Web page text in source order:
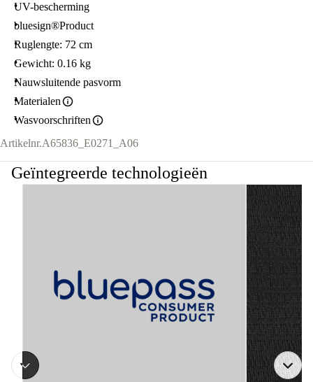
UV-bescherming
bluesign®Product
Ruglengte: 72 cm
Gewicht: 0.16 kg
Nauwsluitende pasvorm
Materialen
Wasvoorschriften
Artikelnr.A65836_E0271_A06
Geïntegreerde technologieën